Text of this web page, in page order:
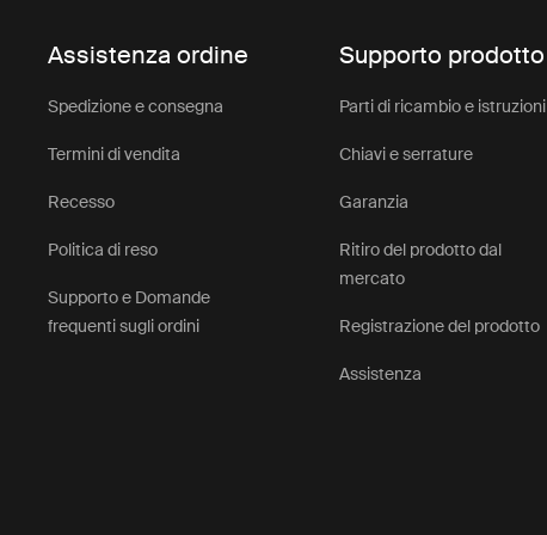
Assistenza ordine
Spedizione e consegna
Termini di vendita
Recesso
Politica di reso
Supporto e Domande
frequenti sugli ordini
Supporto prodotto
Parti di ricambio e istruzioni
Chiavi e serrature
Garanzia
Ritiro del prodotto dal
mercato
Registrazione del prodotto
Assistenza